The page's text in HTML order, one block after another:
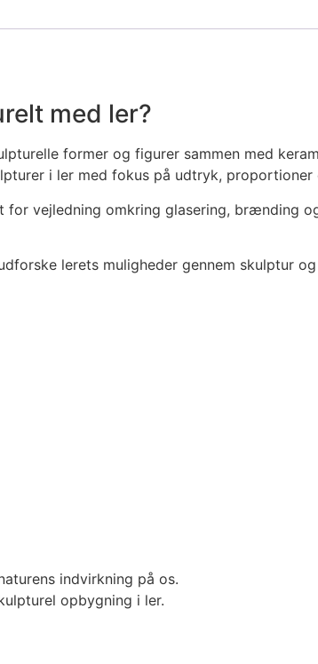
med ler?
former og figurer sammen med
i ler med fokus på udtryk, proportioner
vejledning omkring glasering, brænding
lerets muligheder gennem skulptur
indvirkning på os.
opbygning i ler.